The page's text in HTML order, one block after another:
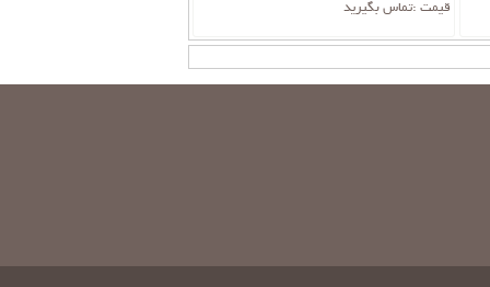
قیمت :تماس بگیرید